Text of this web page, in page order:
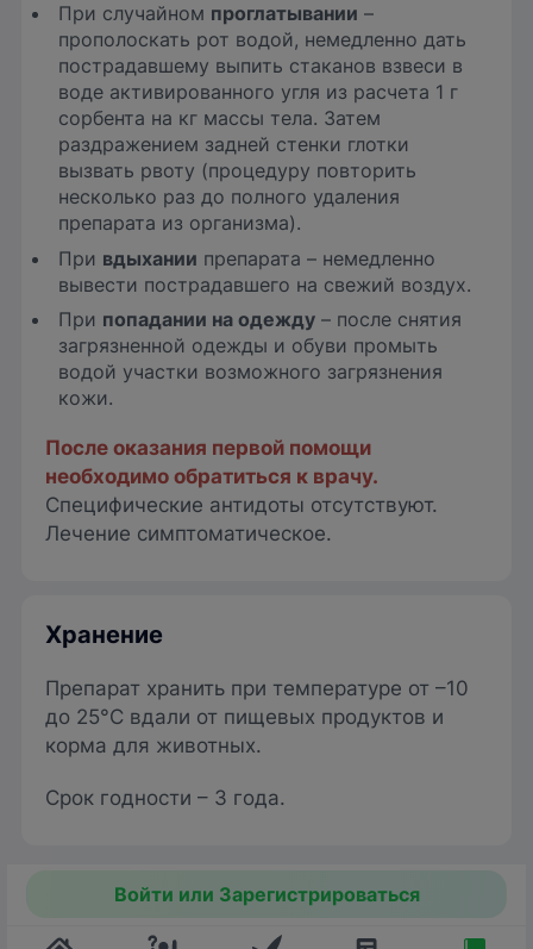
При случайном проглатывании –
прополоскать рот водой, немедленно дать
пострадавшему выпить стаканов взвеси в
воде активированного угля из расчета 1 г
сорбента на кг массы тела. Затем
раздражением задней стенки глотки
вызвать рвоту (процедуру повторить
несколько раз до полного удаления
препарата из организма).
При вдыхании препарата – немедленно
вывести пострадавшего на свежий воздух.
При попадании на одежду – после снятия
загрязненной одежды и обуви промыть
водой участки возможного загрязнения
кожи.
После оказания первой помощи
необходимо обратиться к врачу.
Специфические антидоты отсутствуют.
Лечение симптоматическое.
Хранение
Препарат хранить при температуре от –10
до 25°C вдали от пищевых продуктов и
корма для животных.
Срок годности – 3 года.
Войти или Зарегистрироваться